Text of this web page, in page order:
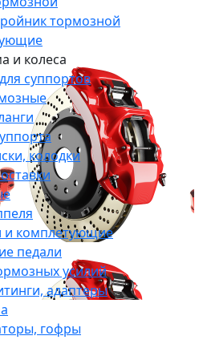
тормозной
и колеса
суппортов
колодки
и комплетующие
педали
усилий
адаптеры
гофры